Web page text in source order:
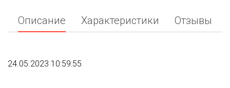
Описание Характеристики Отзывы
24.05.2023 10:59:55